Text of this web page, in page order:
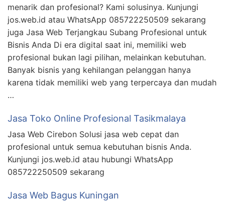
menarik dan profesional? Kami solusinya. Kunjungi
jos.web.id atau WhatsApp 085722250509 sekarang
juga Jasa Web Terjangkau Subang Profesional untuk
Bisnis Anda Di era digital saat ini, memiliki web
profesional bukan lagi pilihan, melainkan kebutuhan.
Banyak bisnis yang kehilangan pelanggan hanya
karena tidak memiliki web yang terpercaya dan mudah
…
Jasa Toko Online Profesional Tasikmalaya
Jasa Web Cirebon Solusi jasa web cepat dan
profesional untuk semua kebutuhan bisnis Anda.
Kunjungi jos.web.id atau hubungi WhatsApp
085722250509 sekarang
Jasa Web Bagus Kuningan